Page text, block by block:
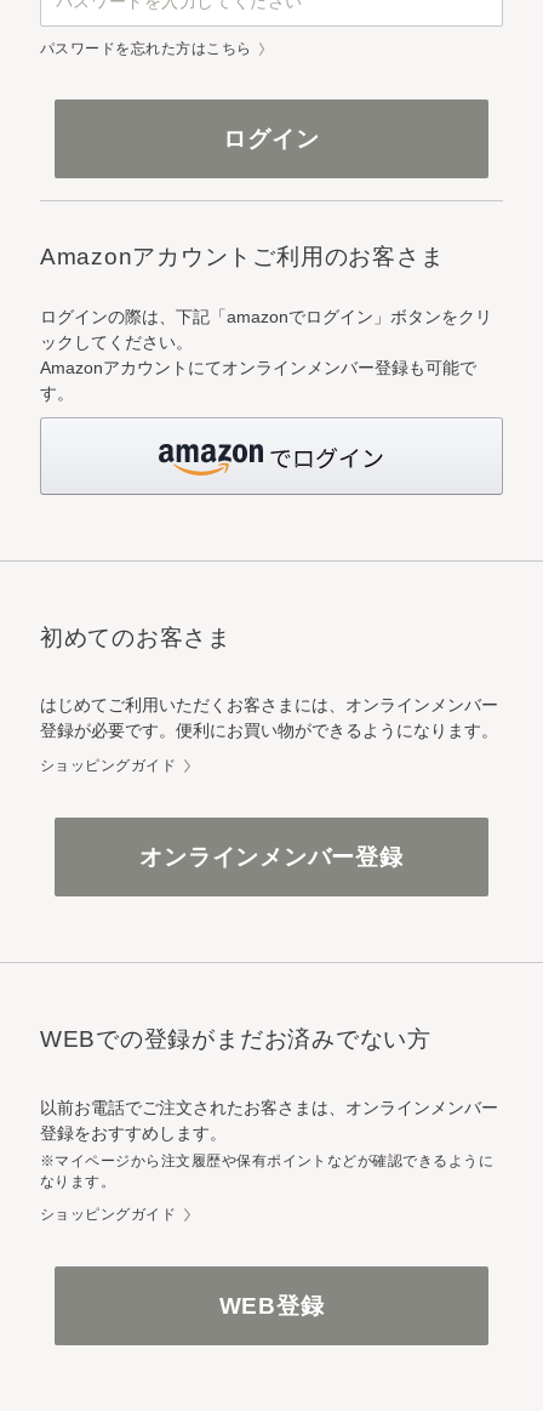
パスワードを忘れた方はこちら
Amazonアカウントご利用のお客さま
ログインの際は、下記「amazonでログイン」ボタンをクリ
ックしてください。
Amazonアカウントにてオンラインメンバー登録も可能で
す。
初めてのお客さま
はじめてご利用いただくお客さまには、オンラインメンバー
登録が必要です。便利にお買い物ができるようになります。
ショッピングガイド
オンラインメンバー登録
WEBでの登録がまだお済みでない方
以前お電話でご注文されたお客さまは、オンラインメンバー
登録をおすすめします。
※マイページから注文履歴や保有ポイントなどが確認できるように
なります。
ショッピングガイド
WEB登録